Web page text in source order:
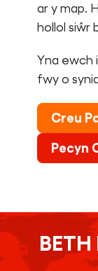
ar y map.
hollol siŵr
Yna ewch
fwy o
Creu
Pecyn